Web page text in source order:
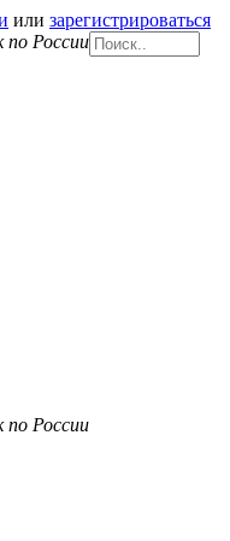
или зарегистрироваться
по России
по России